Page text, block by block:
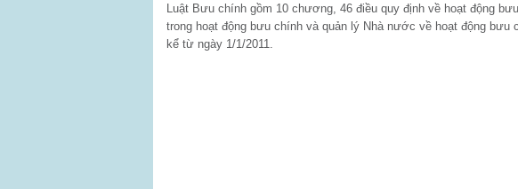
Luật Bưu chính gồm 10 chương, 46 điều quy định về hoạt động
trong hoạt động bưu chính và quản lý Nhà nước về hoạt động
kể từ ngày 1/1/2011.